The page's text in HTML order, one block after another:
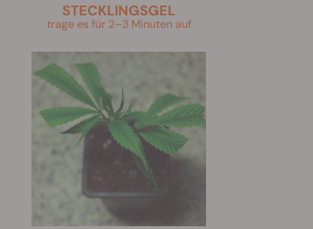
STECKLINGSGEL
trage es für 2–3 Minuten auf